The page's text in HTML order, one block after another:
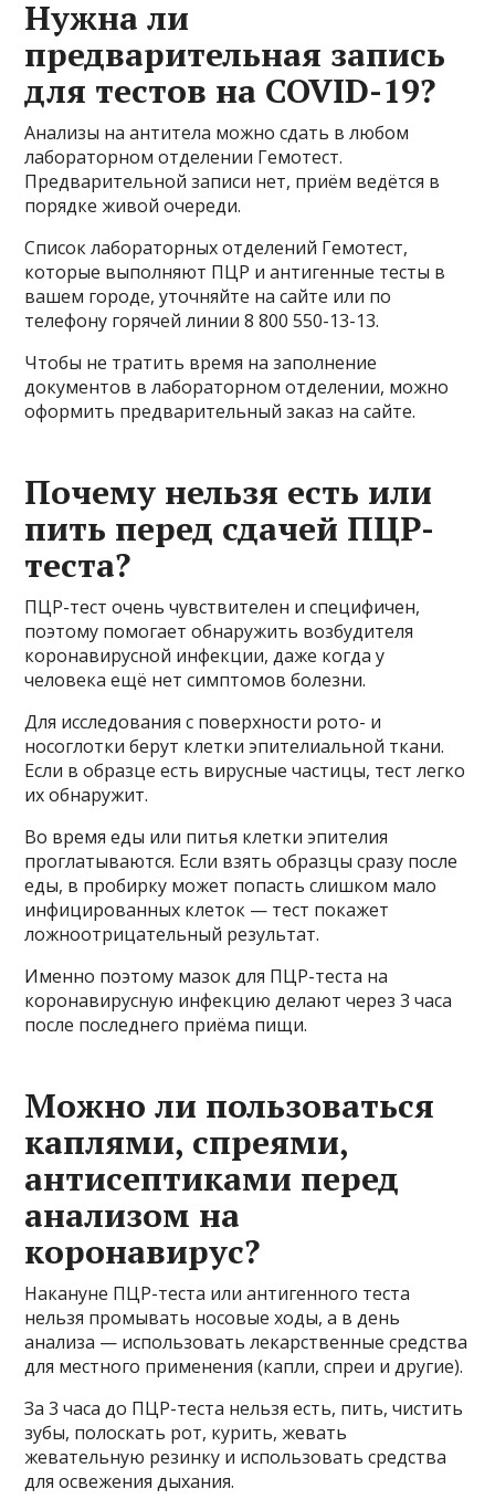
Нужна ли
предварительная запись
для тестов на COVID-19?
Анализы на антитела можно сдать в любом
лабораторном отделении Гемотест.
Предварительной записи нет, приём ведётся в
порядке живой очереди.
Список лабораторных отделений Гемотест,
которые выполняют ПЦР и антигенные тесты в
вашем городе, уточняйте на сайте или по
телефону горячей линии 8 800 550-13-13.
Чтобы не тратить время на заполнение
документов в лабораторном отделении, можно
оформить предварительный заказ на сайте.
Почему нельзя есть или
пить перед сдачей ПЦР-
теста?
ПЦР-тест очень чувствителен и специфичен,
поэтому помогает обнаружить возбудителя
коронавирусной инфекции, даже когда у
человека ещё нет симптомов болезни.
Для исследования с поверхности рото- и
носоглотки берут клетки эпителиальной ткани.
Если в образце есть вирусные частицы, тест легко
их обнаружит.
Во время еды или питья клетки эпителия
проглатываются. Если взять образцы сразу после
еды, в пробирку может попасть слишком мало
инфицированных клеток — тест покажет
ложноотрицательный результат.
Именно поэтому мазок для ПЦР-теста на
коронавирусную инфекцию делают через 3 часа
после последнего приёма пищи.
Можно ли пользоваться
каплями, спреями,
антисептиками перед
анализом на
коронавирус?
Накануне ПЦР-теста или антигенного теста
нельзя промывать носовые ходы, а в день
анализа — использовать лекарственные средства
для местного применения (капли, спреи и другие).
За 3 часа до ПЦР-теста нельзя есть, пить, чистить
зубы, полоскать рот, курить, жевать
жевательную резинку и использовать средства
для освежения дыхания.